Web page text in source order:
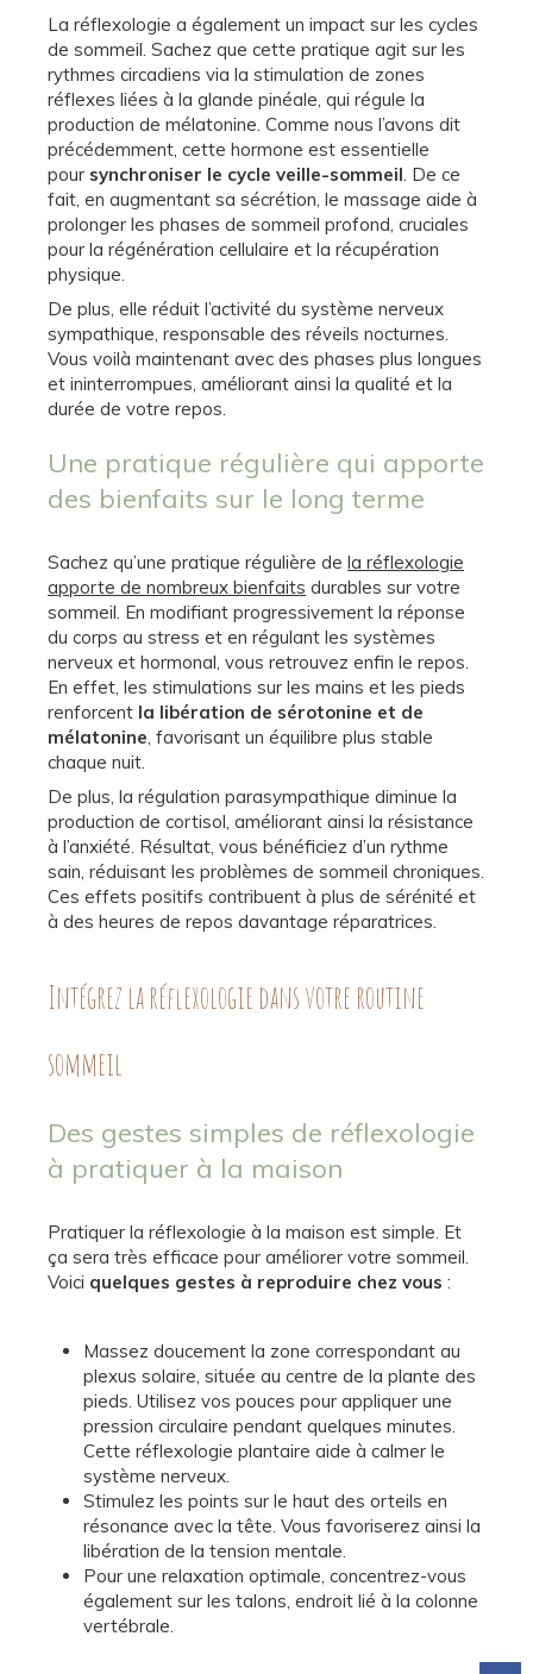
La réflexologie a également un impact sur les cycles
de sommeil. Sachez que cette pratique agit sur les
rythmes circadiens via la stimulation de zones
réflexes liées à la glande pinéale, qui régule la
production de mélatonine. Comme nous l’avons dit
précédemment, cette hormone est essentielle
pour synchroniser le cycle veille-sommeil . De ce
fait, en augmentant sa sécrétion, le massage aide à
prolonger les phases de sommeil profond, cruciales
pour la régénération cellulaire et la récupération
physique.
De plus, elle réduit l’activité du système nerveux
sympathique, responsable des réveils nocturnes.
Vous voilà maintenant avec des phases plus longues
et ininterrompues, améliorant ainsi la qualité et la
durée de votre repos.
Une pratique régulière qui apporte
des bienfaits sur le long terme
Sachez qu’une pratique régulière de la réflexologie
apporte de nombreux bienfaits durables sur votre
sommeil. En modifiant progressivement la réponse
du corps au stress et en régulant les systèmes
nerveux et hormonal, vous retrouvez enfin le repos.
En effet, les stimulations sur les mains et les pieds
renforcent la libération de sérotonine et de
mélatonine , favorisant un équilibre plus stable
chaque nuit.
De plus, la régulation parasympathique diminue la
production de cortisol, améliorant ainsi la résistance
à l’anxiété. Résultat, vous bénéficiez d’un rythme
sain, réduisant les problèmes de sommeil chroniques.
Ces effets positifs contribuent à plus de sérénité et
à des heures de repos davantage réparatrices.
Intégrez la réflexologie dans votre routine
sommeil
Des gestes simples de réflexologie
à pratiquer à la maison
Pratiquer la réflexologie à la maison est simple. Et
ça sera très efficace pour améliorer votre sommeil.
Voici quelques gestes à reproduire chez vous :
Massez doucement la zone correspondant au
plexus solaire, située au centre de la plante des
pieds. Utilisez vos pouces pour appliquer une
pression circulaire pendant quelques minutes.
Cette réflexologie plantaire aide à calmer le
système nerveux.
Stimulez les points sur le haut des orteils en
résonance avec la tête. Vous favoriserez ainsi la
libération de la tension mentale.
Pour une relaxation optimale, concentrez-vous
également sur les talons, endroit lié à la colonne
vertébrale.